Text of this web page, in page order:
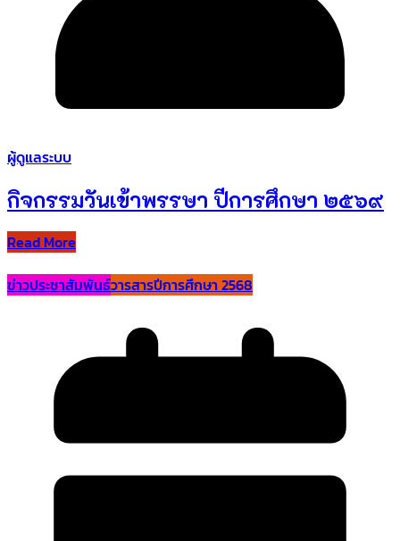
ผู้ดูแลระบบ
กิจกรรมวันเข้าพรรษา ปีการศึกษา ๒๕๖๙
Read More
ข่าวประชาสัมพันธ์วารสารปีการศึกษา 2568